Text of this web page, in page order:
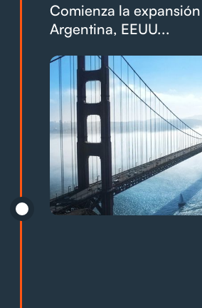
Comienza la
Argentina, EEUU...